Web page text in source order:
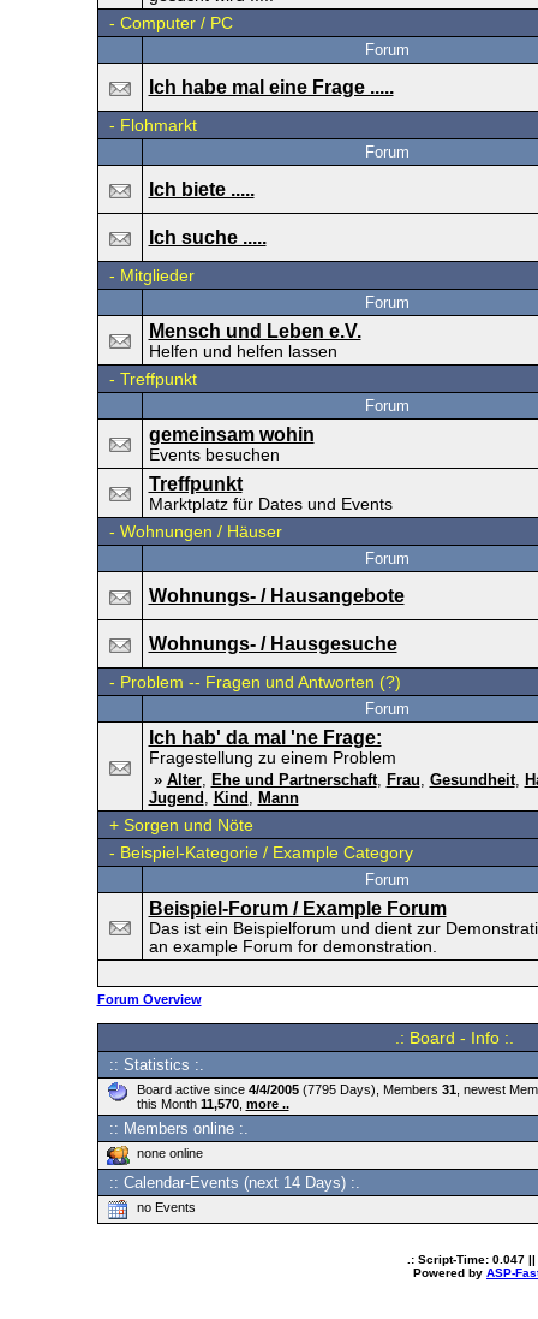
- Computer / PC
Forum
Ich habe mal eine Frage .....
- Flohmarkt
Forum
Ich biete .....
Ich suche .....
- Mitglieder
Forum
Mensch und Leben e.V.
Helfen und helfen lassen
- Treffpunkt
Forum
gemeinsam wohin
Events besuchen
Treffpunkt
Marktplatz für Dates und Events
- Wohnungen / Häuser
Forum
Wohnungs- / Hausangebote
Wohnungs- / Hausgesuche
- Problem -- Fragen und Antworten (?)
Forum
Ich hab' da mal 'ne Frage:
Fragestellung zu einem Problem
» Alter, Ehe und Partnerschaft, Frau, Gesundheit,
Jugend , Kind , Mann
+ Sorgen und Nöte
- Beispiel-Kategorie / Example Category
Forum
Beispiel-Forum / Example Forum
Das ist ein Beispielforum und dient zur
an example Forum for demonstration.
Forum Overview
.: Board - Info :.
:: Statistics :.
Board active since 4/4/2005(7795 Days), Members 31, newest
this Month 11,570, more ..
:: Members online :.
none online
:: Calendar-Events (next 14 Days) :.
no Events
.: Script-Time: 0.047 ||
Powered by ASP-